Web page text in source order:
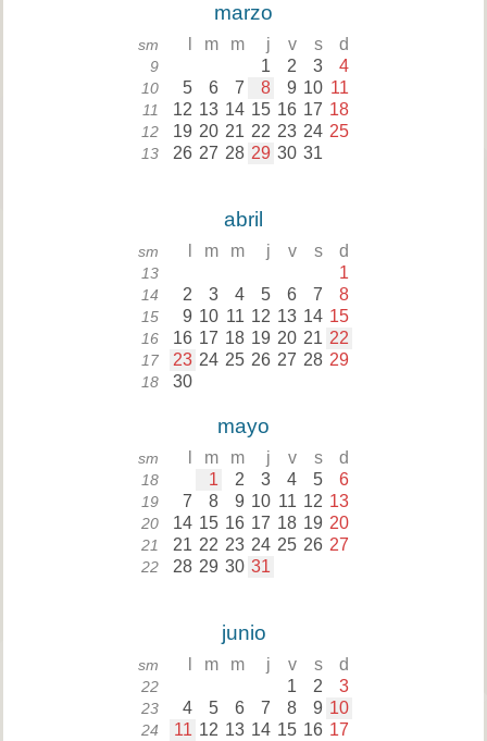
marzo
sm m m j v s d
9 1 2 3 4
10 5 6 7 8 9 10 11
11 12 13 14 15 16 17 18
12 19 20 21 22 23 24 25
13 26 27 28 29 30 31
abril
sm m m j v s d
13 1
14 2 3 4 5 6 7 8
15 9 10 11 12 13 14 15
16 16 17 18 19 20 21 22
17 23 24 25 26 27 28 29
18 30
mayo
sm m m j v s d
18 1 2 3 4 5 6
19 7 8 9 10 11 12 13
20 14 15 16 17 18 19 20
21 21 22 23 24 25 26 27
22 28 29 30 31
junio
sm m m j v s d
22 1 2 3
23 4 5 6 7 8 9 10
24 11 12 13 14 15 16 17